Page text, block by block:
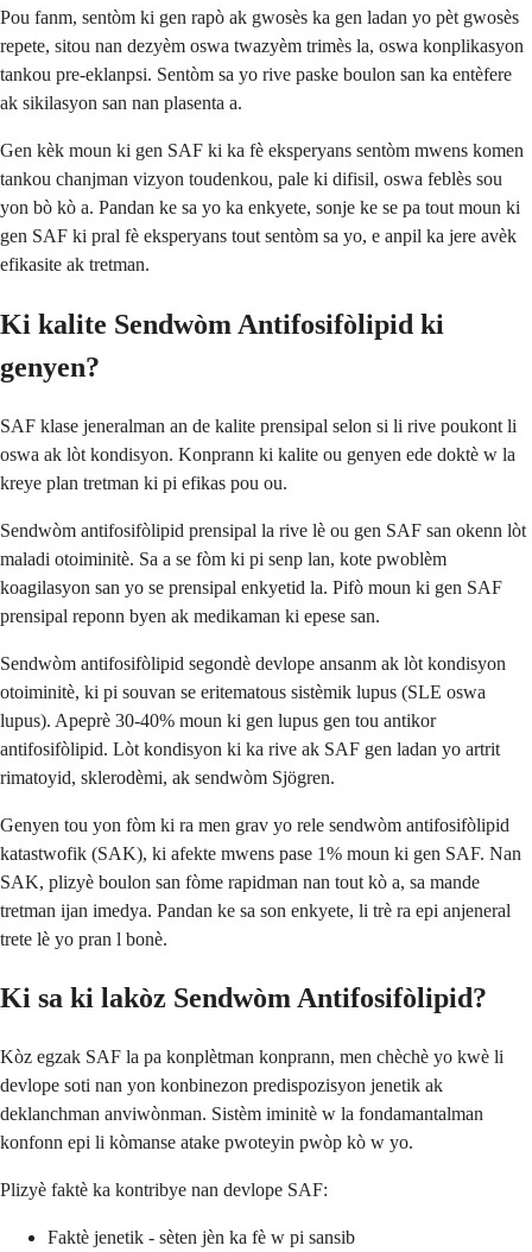
Pou fanm, sentòm ki gen rapò ak gwosès ka gen ladan yo pèt gwosès
repete, sitou nan dezyèm oswa twazyèm trimès la, oswa konplikasyon
tankou pre-eklanpsi. Sentòm sa yo rive paske boulon san ka entèfere
ak sikilasyon san nan plasenta a.
Gen kèk moun ki gen SAF ki ka fè eksperyans sentòm mwens komen
tankou chanjman vizyon toudenkou, pale ki difisil, oswa feblès sou
yon bò kò a. Pandan ke sa yo ka enkyete, sonje ke se pa tout moun ki
gen SAF ki pral fè eksperyans tout sentòm sa yo, e anpil ka jere avèk
efikasite ak tretman.
Ki kalite Sendwòm Antifosifòlipid ki
genyen?
SAF klase jeneralman an de kalite prensipal selon si li rive poukont li
oswa ak lòt kondisyon. Konprann ki kalite ou genyen ede doktè w la
kreye plan tretman ki pi efikas pou ou.
Sendwòm antifosifòlipid prensipal la rive lè ou gen SAF san okenn lòt
maladi otoiminitè. Sa a se fòm ki pi senp lan, kote pwoblèm
koagilasyon san yo se prensipal enkyetid la. Pifò moun ki gen SAF
prensipal reponn byen ak medikaman ki epese san.
Sendwòm antifosifòlipid segondè devlope ansanm ak lòt kondisyon
otoiminitè, ki pi souvan se eritematous sistèmik lupus (SLE oswa
lupus). Apeprè 30-40% moun ki gen lupus gen tou antikor
antifosifòlipid. Lòt kondisyon ki ka rive ak SAF gen ladan yo artrit
rimatoyid, sklerodèmi, ak sendwòm Sjögren.
Genyen tou yon fòm ki ra men grav yo rele sendwòm antifosifòlipid
katastwofik (SAK), ki afekte mwens pase 1% moun ki gen SAF. Nan
SAK, plizyè boulon san fòme rapidman nan tout kò a, sa mande
tretman ijan imedya. Pandan ke sa son enkyete, li trè ra epi anjeneral
trete lè yo pran l bonè.
Ki sa ki lakòz Sendwòm Antifosifòlipid?
Kòz egzak SAF la pa konplètman konprann, men chèchè yo kwè li
devlope soti nan yon konbinezon predispozisyon jenetik ak
deklanchman anviwònman. Sistèm iminitè w la fondamantalman
konfonn epi li kòmanse atake pwoteyin pwòp kò w yo.
Plizyè faktè ka kontribye nan devlope SAF:
Faktè jenetik - sèten jèn ka fè w pi sansib